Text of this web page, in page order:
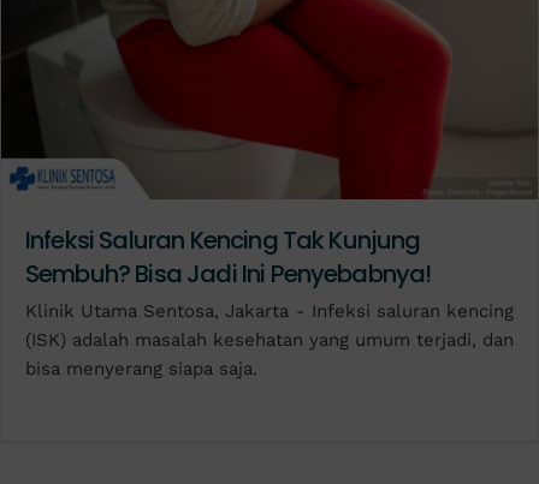
Infeksi Saluran Kencing Tak Kunjung
Sembuh? Bisa Jadi Ini Penyebabnya!
Klinik Utama Sentosa, Jakarta - Infeksi saluran kencing
(ISK) adalah masalah kesehatan yang umum terjadi, dan
bisa menyerang siapa saja.